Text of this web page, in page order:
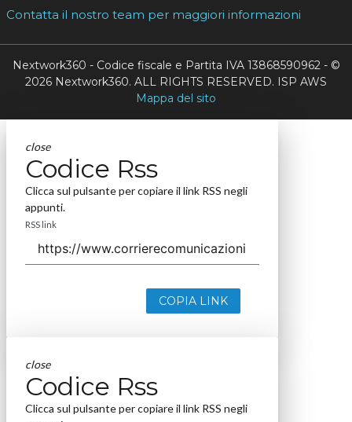
Contatta il nostro team per maggiori informazioni
Nextwork360 - Codice fiscale e Partita IVA 13868590962 - ©
2026 Nextwork360. ALL RIGHTS RESERVED. ISP AWS
Mappa del sito
close
Codice Rss
Clicca sul pulsante per copiare il link RSS negli
appunti.
RSS link
COPIA LINK
close
Codice Rss
Clicca sul pulsante per copiare il link RSS negli